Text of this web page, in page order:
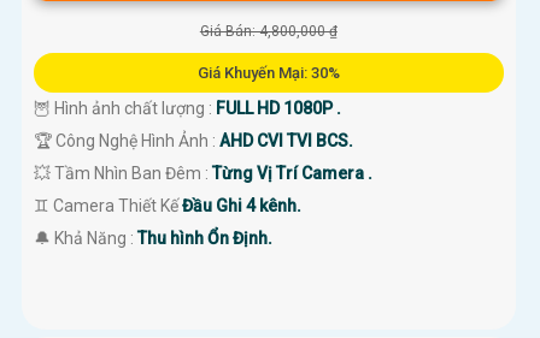
Giá Bán: 4,800,000 ₫
Giá Khuyến Mại: 30%
🦉 Hình ảnh chất lượng : FULL HD 1080P .
🏆 Công Nghệ Hình Ảnh : AHD CVI TVI BCS.
💥 Tầm Nhìn Ban Đêm :Từng Vị Trí Camera .
♊ Camera Thiết KếĐầu Ghi 4 kênh.
️🔔 Khả Năng :Thu hình Ổn Định.